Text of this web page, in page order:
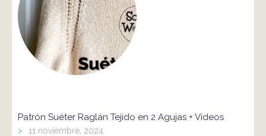
Patrón Suéter Raglán Tejido en 2 Agujas + Vídeos
> 11 noviembre, 2024